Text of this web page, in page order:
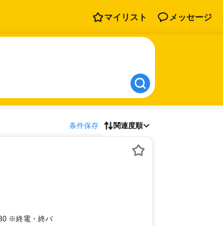
マイリスト メッセージ
条件保存 関連度順
※終電・終バ